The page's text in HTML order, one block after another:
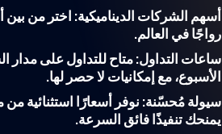
أسهم الشركات الديناميكية: اختر من بين
رواجًا في العالم.
ساعات التداول: متاح للتداول على مدار
الأسبوع، مع إمكانيات لا حصر لها.
سيولة مُحسّنة: نوفر أسعارًا استثنائية من
يمنحك تنفيذًا فائق السرعة.